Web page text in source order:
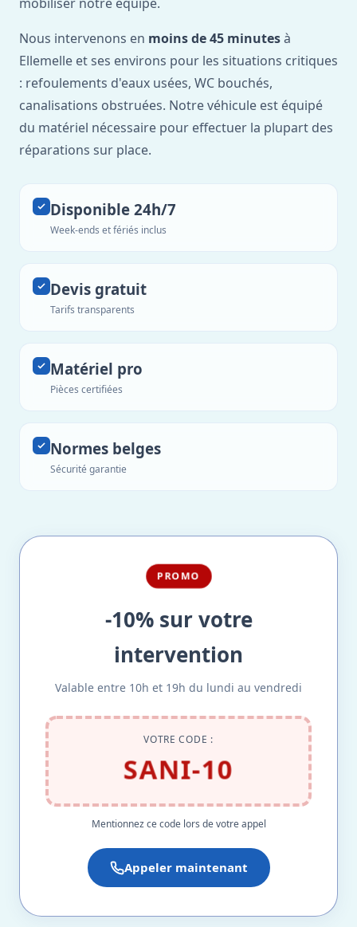
Nous intervenons en moins de 45 minutesà
Ellemelle et ses environs pour les situations critiques
: refoulements d'eaux usées, WC bouchés,
canalisations obstruées. Notre véhicule est équipé
du matériel nécessaire pour effectuer la plupart des
réparations sur place.
Disponible 24h/7
Week-ends et fériés inclus
Devis gratuit
Tarifs transparents
Matériel pro
Pièces certifiées
Normes belges
Sécurité garantie
PROMO
-10% sur votre
intervention
Valable entre 10h et 19h du lundi au vendredi
VOTRE CODE :
SANI-10
Mentionnez ce code lors de votre appel
Appeler maintenant